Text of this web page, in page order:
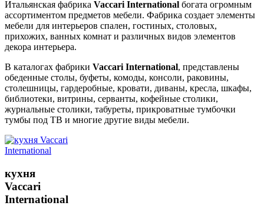
Итальянская фабрика Vaccari International богата огромным
ассортиментом предметов мебели. Фабрика создает элементы
мебели для интерьеров спален, гостиных, столовых,
прихожих, ванных комнат и различных видов элементов
декора интерьера.
В каталогах фабрики Vaccari International, представлены
обеденные столы, буфеты, комоды, консоли, раковины,
столешницы, гардеробные, кровати, диваны, кресла, шкафы,
библиотеки, витрины, серванты, кофейные столики,
журнальные столики, табуреты, прикроватные тумбочки
тумбы под ТВ и многие другие виды мебели.
кухня
Vaccari
International